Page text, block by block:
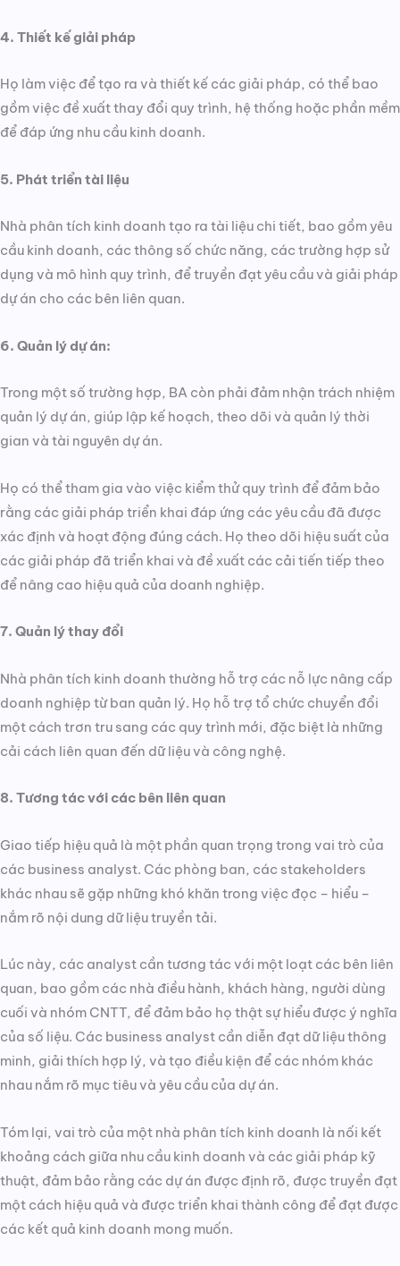
4. Thiết kế giải pháp
Họ làm việc để tạo ra và thiết kế các giải pháp, có thể bao
gồm việc đề xuất thay đổi quy trình, hệ thống hoặc phần mềm
để đáp ứng nhu cầu kinh doanh.
5. Phát triển tài liệu
Nhà phân tích kinh doanh tạo ra tài liệu chi tiết, bao gồm yêu
cầu kinh doanh, các thông số chức năng, các trường hợp sử
dụng và mô hình quy trình, để truyền đạt yêu cầu và giải pháp
dự án cho các bên liên quan.
6. Quản lý dự án:
Trong một số trường hợp, BA còn phải đảm nhận trách nhiệm
quản lý dự án, giúp lập kế hoạch, theo dõi và quản lý thời
gian và tài nguyên dự án.
Họ có thể tham gia vào việc kiểm thử quy trình để đảm bảo
rằng các giải pháp triển khai đáp ứng các yêu cầu đã được
xác định và hoạt động đúng cách. Họ theo dõi hiệu suất của
các giải pháp đã triển khai và đề xuất các cải tiến tiếp theo
để nâng cao hiệu quả của doanh nghiệp.
7. Quản lý thay đổi
Nhà phân tích kinh doanh thường hỗ trợ các nỗ lực nâng cấp
doanh nghiệp từ ban quản lý. Họ hỗ trợ tổ chức chuyển đổi
một cách trơn tru sang các quy trình mới, đặc biệt là những
cải cách liên quan đến dữ liệu và công nghệ.
8. Tương tác với các bên liên quan
Giao tiếp hiệu quả là một phần quan trọng trong vai trò của
các business analyst. Các phòng ban, các stakeholders
khác nhau sẽ gặp những khó khăn trong việc đọc – hiểu –
nắm rõ nội dung dữ liệu truyền tải.
Lúc này, các analyst cần tương tác với một loạt các bên liên
quan, bao gồm các nhà điều hành, khách hàng, người dùng
cuối và nhóm CNTT, để đảm bảo họ thật sự hiểu được ý nghĩa
của số liệu. Các business analyst cần diễn đạt dữ liệu thông
minh, giải thích hợp lý, và tạo điều kiện để các nhóm khác
nhau nắm rõ mục tiêu và yêu cầu của dự án.
Tóm lại, vai trò của một nhà phân tích kinh doanh là nối kết
khoảng cách giữa nhu cầu kinh doanh và các giải pháp kỹ
thuật, đảm bảo rằng các dự án được định rõ, được truyền đạt
một cách hiệu quả và được triển khai thành công để đạt được
các kết quả kinh doanh mong muốn.